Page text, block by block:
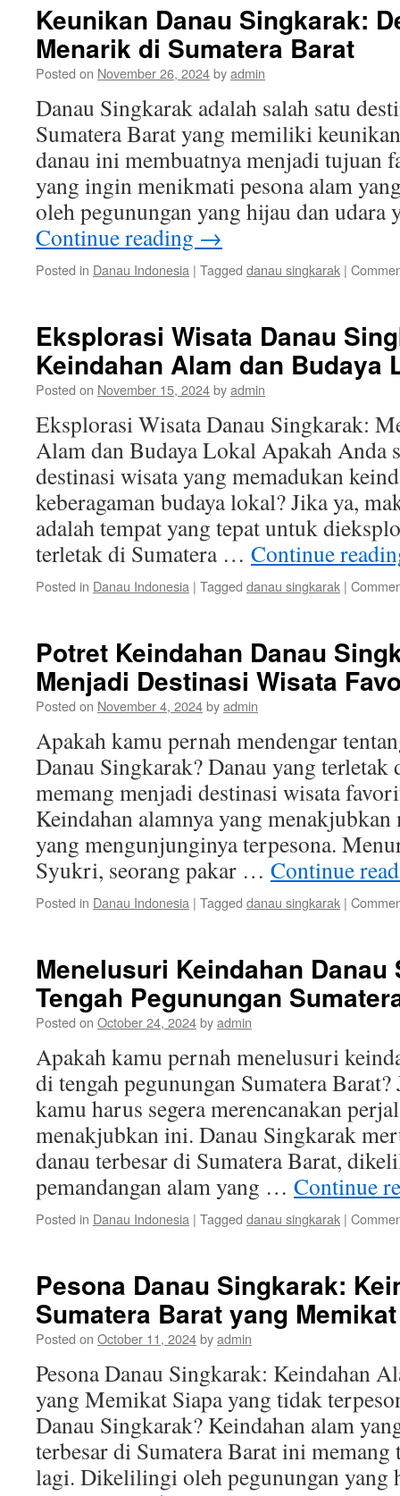
Keunikan Danau Singkarak:
Menarik di Sumatera Barat
Posted on November 26, 2024byadmin
Danau Singkarak adalah salah satu
Sumatera Barat yang memiliki
danau ini membuatnya menjadi tujuan
yang ingin menikmati pesona alam
oleh pegunungan yang hijau dan
Continue reading →
Posted in Danau Indonesia | Tagged danau singkarak |
Eksplorasi Wisata Danau
Keindahan Alam dan Budaya
Posted on November 15, 2024byadmin
Eksplorasi Wisata Danau Singkarak:
Alam dan Budaya Lokal Apakah Anda
destinasi wisata yang memadukan
keberagaman budaya lokal? Jika ya,
adalah tempat yang tepat untuk
terletak di Sumatera … Continue
Posted in Danau Indonesia | Tagged danau singkarak |
Potret Keindahan Danau
Menjadi Destinasi Wisata
Posted on November 4, 2024byadmin
Apakah kamu pernah mendengar
Danau Singkarak? Danau yang
memang menjadi destinasi wisata
Keindahan alamnya yang menakjubkan
yang mengunjunginya terpesona.
Syukri, seorang pakar … Continue
Posted in Danau Indonesia | Tagged danau singkarak |
Menelusuri Keindahan
Tengah Pegunungan
Posted on October 24, 2024byadmin
Apakah kamu pernah menelusuri
di tengah pegunungan Sumatera
kamu harus segera merencanakan
menakjubkan ini. Danau Singkarak
danau terbesar di Sumatera Barat,
pemandangan alam yang … Continue
Posted in Danau Indonesia | Tagged danau singkarak |
Pesona Danau Singkarak:
Sumatera Barat yang Memikat
Posted on October 11, 2024byadmin
Pesona Danau Singkarak: Keindahan
yang Memikat Siapa yang tidak
Danau Singkarak? Keindahan alam
terbesar di Sumatera Barat ini
lagi. Dikelilingi oleh pegunungan